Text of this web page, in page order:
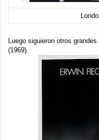
Luego siguieron otros
(1969).